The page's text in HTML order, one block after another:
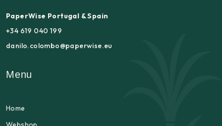
PaperWise Portugal & Spain
+34 619 040 199
danilo.colombo@paperwise.eu
Menu
Home